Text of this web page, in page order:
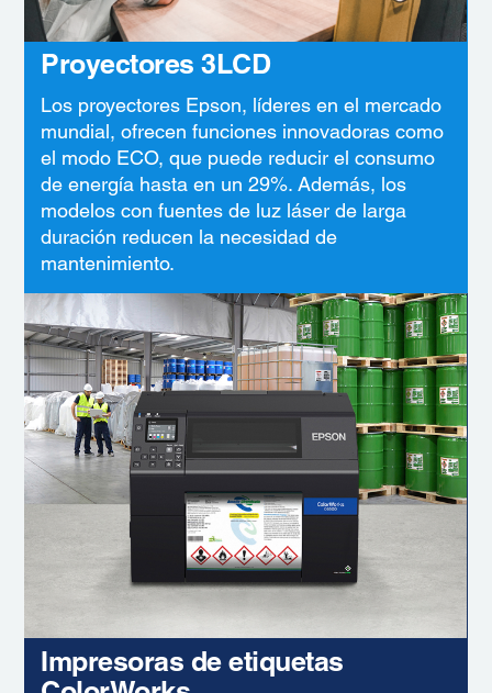
Proyectores 3LCD
Los proyectores Epson, líderes en el mercado
mundial, ofrecen funciones innovadoras como
el modo ECO, que puede reducir el consumo
de energía hasta en un 29%. Además, los
modelos con fuentes de luz láser de larga
duración reducen la necesidad de
mantenimiento.
Impresoras de etiquetas